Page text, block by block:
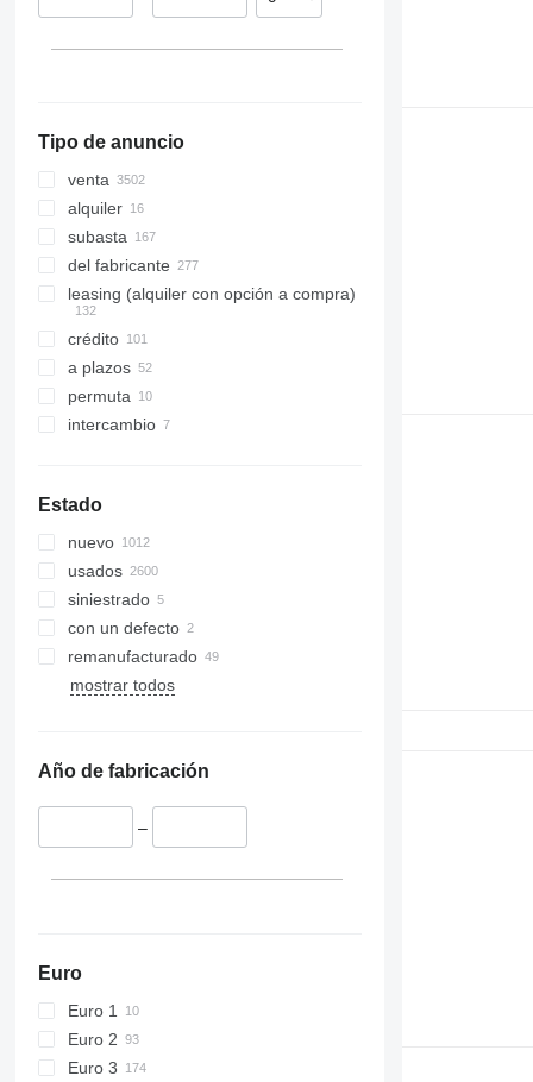
Tipo de anuncio
venta
alquiler
subasta
del fabricante
leasing (alquiler con opción a compra)
crédito
a plazos
permuta
intercambio
Estado
nuevo
usados
siniestrado
con un defecto
remanufacturado
mostrar todos
Año de fabricación
–
Euro
Euro 1
Euro 2
Euro 3